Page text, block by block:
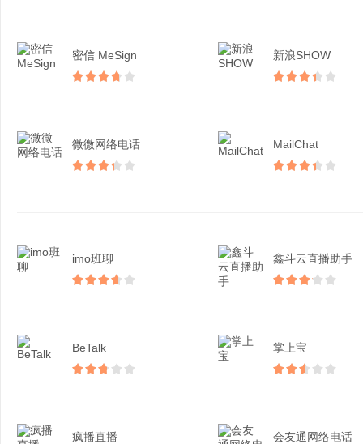
密信 MeSign 新浪SHOW
微微网络电话 MailChat
imo班聊 鑫斗云直播助手
BeTalk 掌上宝
疯播直播 会友通网络电话